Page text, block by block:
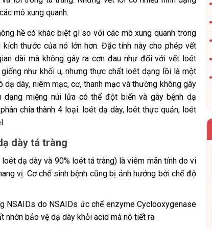
mô xung quanh.
hề có khác biệt gì so với các mô xung quanh trong
thước của nó lớn hơn. Đặc tính này cho phép vết
dài mà không gây ra cơn đau như đối với vết loét
như khối u, nhưng thực chất loét dạng lồi là một
dày, niêm mạc, cơ, thanh mạc và thường không gây
dạng miệng núi lửa có thể đột biến và gây bệnh dạ
chia thành 4 loại: loét dạ dày, loét thực quản, loét
dày tá tràng
dạ dày và 90% loét tá tràng) là viêm mãn tính do vi
vị. Cơ chế sinh bệnh cũng bị ảnh hưởng bởi chế độ
NSAIDs do NSAIDs ức chế enzyme Cyclooxygenase
nhờn bảo vệ dạ dày khỏi acid mà nó tiết ra.